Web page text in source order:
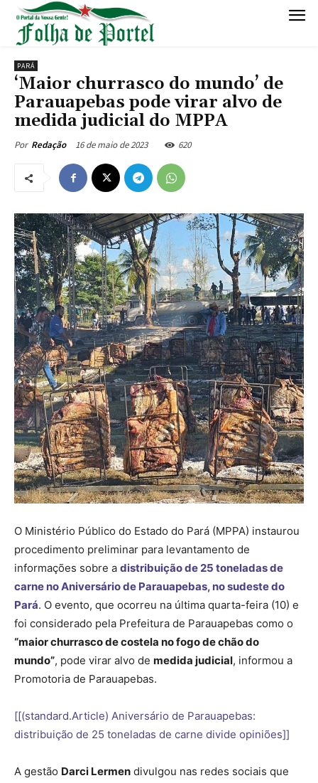
PARÁ
‘Maior churrasco do mundo’ de
Parauapebas pode virar alvo de
medida judicial do MPPA
Por Redação 16 de maio de 2023 620
O Ministério Público do Estado do Pará (MPPA) instaurou
procedimento preliminar para levantamento de
informações sobre a distribuição de 25 toneladas de
carne no Aniversário de Parauapebas, no sudeste do
Pará. O evento, que ocorreu na última quarta-feira (10) e
foi considerado pela Prefeitura de Parauapebas como o
“maior churrasco de costela no fogo de chão do
mundo”, pode virar alvo de medida judicial, informou a
Promotoria de Parauapebas.
[[(standard.Article) Aniversário de Parauapebas:
distribuição de 25 toneladas de carne divide opiniões]]
A gestão Darci Lermen divulgou nas redes sociais que